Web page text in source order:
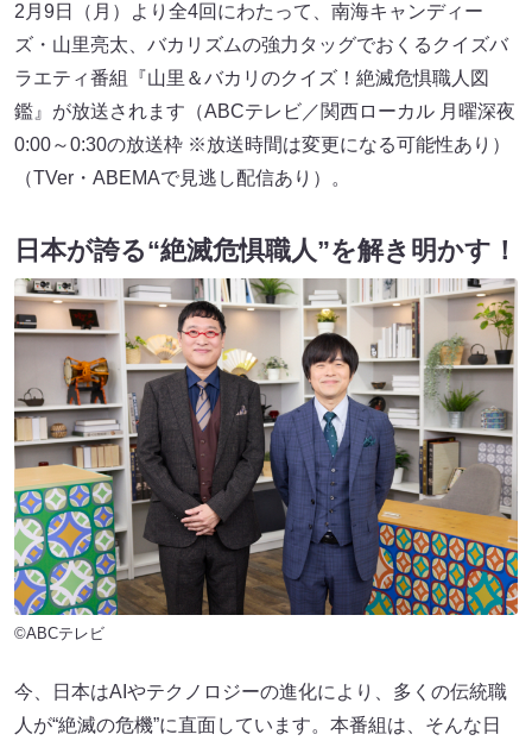
2月9日（月）より全4回にわたって、南海キャンディー
ズ・山里亮太、バカリズムの強力タッグでおくるクイズバ
ラエティ番組『山里＆バカリのクイズ！絶滅危惧職人図
鑑』が放送されます（ABCテレビ／関西ローカル 月曜深夜
0:00～0:30の放送枠 ※放送時間は変更になる可能性あり）
（TVer・ABEMAで見逃し配信あり）。
日本が誇る“絶滅危惧職人”を解き明かす！
©ABCテレビ
今、日本はAIやテクノロジーの進化により、多くの伝統職
人が“絶滅の危機”に直面しています。本番組は、そんな日